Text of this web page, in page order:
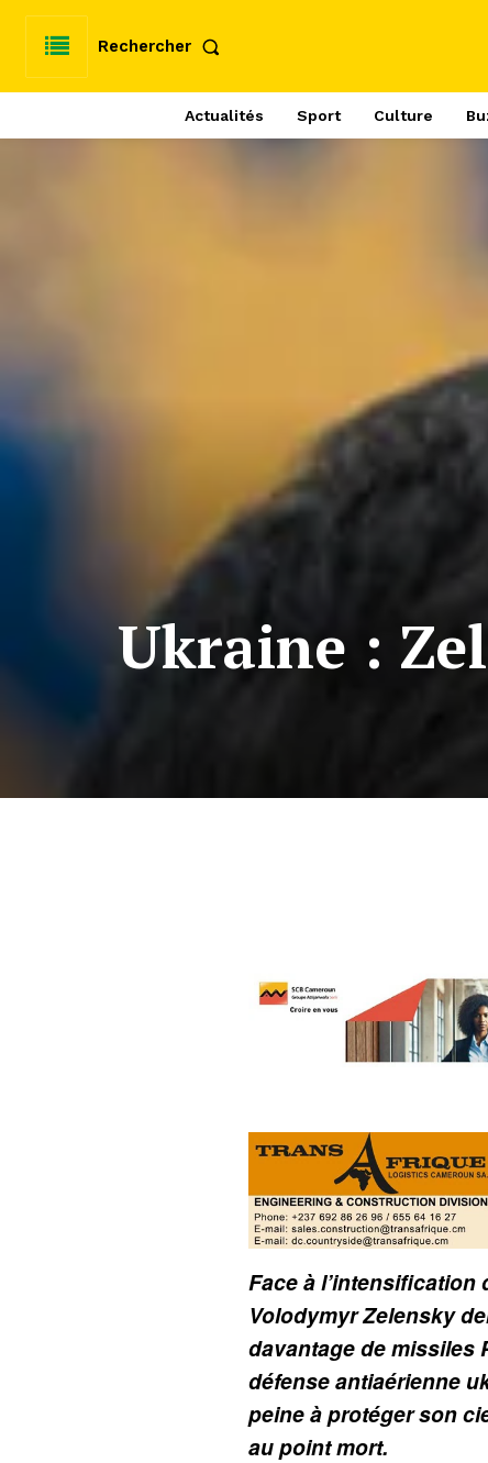
Rechercher
Actualités Sport Culture
Ukraine :
Face à l’intensification
Volodymyr Zelensky
davantage de missiles
défense antiaérienne
peine à protéger son
au point mort.